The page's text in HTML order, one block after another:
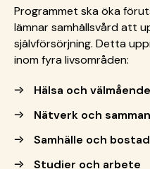
Programmet ska öka
lämnar samhällsvård att
självförsörjning. Detta
inom fyra livsområden:
Hälsa och välmående
Nätverk och
Samhälle och bostad
Studier och arbete